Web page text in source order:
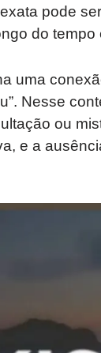
pode
do tempo
uma
Nesse
ou
e a